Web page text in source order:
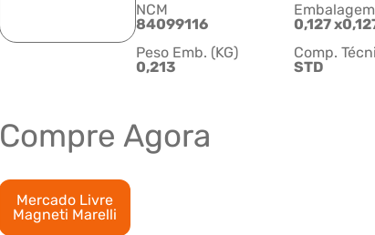
NCM
84099116
0,127
Peso Emb. (KG)
0,213
Comp.
STD
Compre Agora
Mercado Livre
Magneti Marelli